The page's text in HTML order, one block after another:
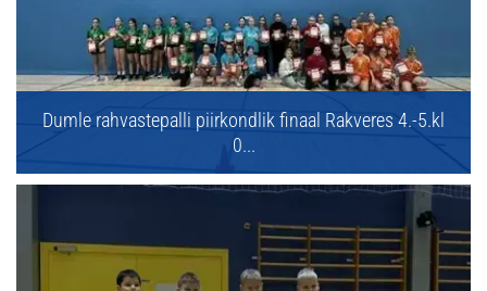
Dumle rahvastepalli piirkondlik finaal Rakveres 4.-5.kl
0...